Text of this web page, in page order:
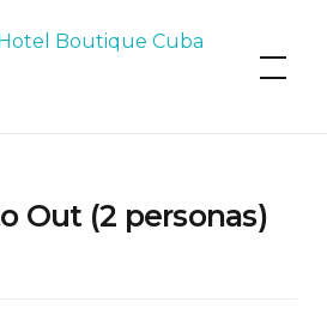
Hotel Boutique
Out (2 personas)